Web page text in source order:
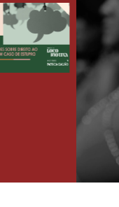
23